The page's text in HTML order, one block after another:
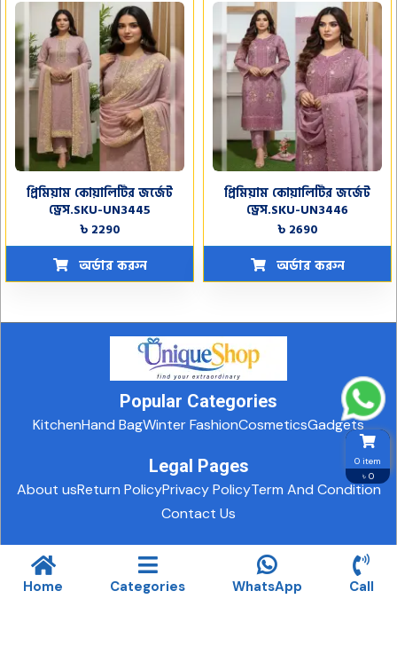
0 item
৳ 0
প্রিমিয়াম কোয়ালিটির জর্জেট
ড্রেস.SKU-UN3445
৳ 2290
অর্ডার করুন
প্রিমিয়াম কোয়ালিটির জর্জেট
ড্রেস.SKU-UN3446
৳ 2690
অর্ডার করুন
Popular Categories
KitchenHand BagWinter FashionCosmeticsGadgets
Legal Pages
About usReturn PolicyPrivacy PolicyTerm And Condition
Contact Us
© 2025. All rights reserved.
Design and Development By Biz
Care IT
Home Categories WhatsApp Call